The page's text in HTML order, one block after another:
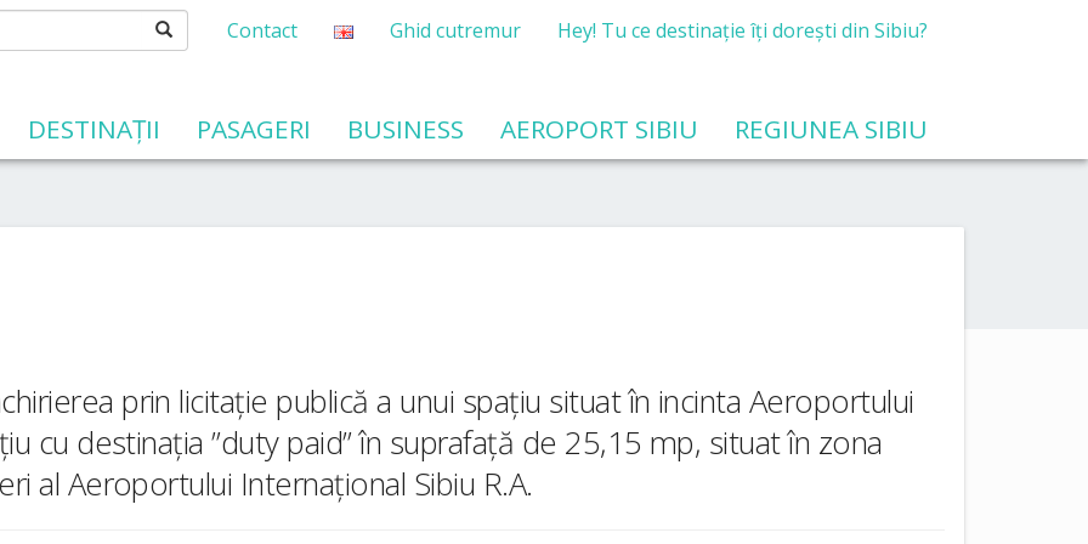
Ghid cutremur Hey! Tu ce destinație îți dorești din Sibiu?
Contact
DESTINAȚII PASAGERI BUSINESS AEROPORT SIBIU REGIUNEA SIBIU
prin licitație publică a unui spațiu situat în incinta Aeroportului
cu destinația ”duty paid” în suprafață de 25,15 mp, situat în zona
al Aeroportului Internațional Sibiu R.A.